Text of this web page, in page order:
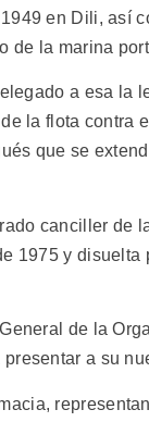
en Dili, así
de la marina
a esa la
la flota contra
que se
canciller de
1975 y
de la
a su